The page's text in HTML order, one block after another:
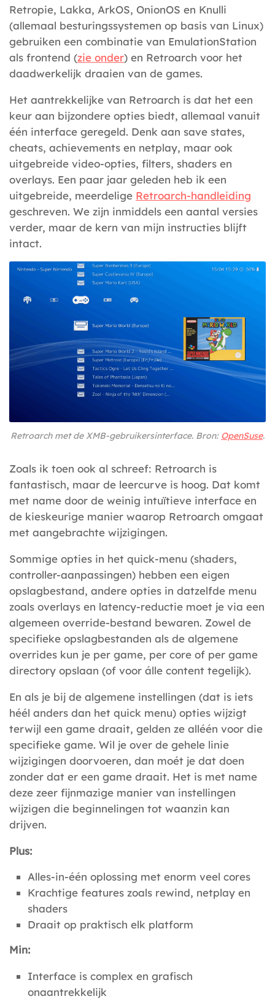
Retropie, Lakka, ArkOS, OnionOS en Knulli
(allemaal besturingssystemen op basis van Linux)
gebruiken een combinatie van EmulationStation
als frontend (zie onder) en Retroarch voor het
daadwerkelijk draaien van de games.
Het aantrekkelijke van Retroarch is dat het een
keur aan bijzondere opties biedt, allemaal vanuit
één interface geregeld. Denk aan save states,
cheats, achievements en netplay, maar ook
uitgebreide video-opties, filters, shaders en
overlays. Een paar jaar geleden heb ik een
uitgebreide, meerdelige Retroarch-handleiding
geschreven. We zijn inmiddels een aantal versies
verder, maar de kern van mijn instructies blijft
intact.
Retroarch met de XMB-gebruikersinterface. Bron: OpenSuse.
Zoals ik toen ook al schreef: Retroarch is
fantastisch, maar de leercurve is hoog. Dat komt
met name door de weinig intuïtieve interface en
de kieskeurige manier waarop Retroarch omgaat
met aangebrachte wijzigingen.
Sommige opties in het quick-menu (shaders,
controller-aanpassingen) hebben een eigen
opslagbestand, andere opties in datzelfde menu
zoals overlays en latency-reductie moet je via een
algemeen override-bestand bewaren. Zowel de
specifieke opslagbestanden als de algemene
overrides kun je per game, per core of per game
directory opslaan (of voor álle content tegelijk).
En als je bij de algemene instellingen (dat is iets
héél anders dan het quick menu) opties wijzigt
terwijl een game draait, gelden ze alléén voor die
specifieke game. Wil je over de gehele linie
wijzigingen doorvoeren, dan moét je dat doen
zonder dat er een game draait. Het is met name
deze zeer fijnmazige manier van instellingen
wijzigen die beginnelingen tot waanzin kan
drijven.
Plus:
Alles-in-één oplossing met enorm veel cores
Krachtige features zoals rewind, netplay en
shaders
Draait op praktisch elk platform
Min:
Interface is complex en grafisch
onaantrekkelijk